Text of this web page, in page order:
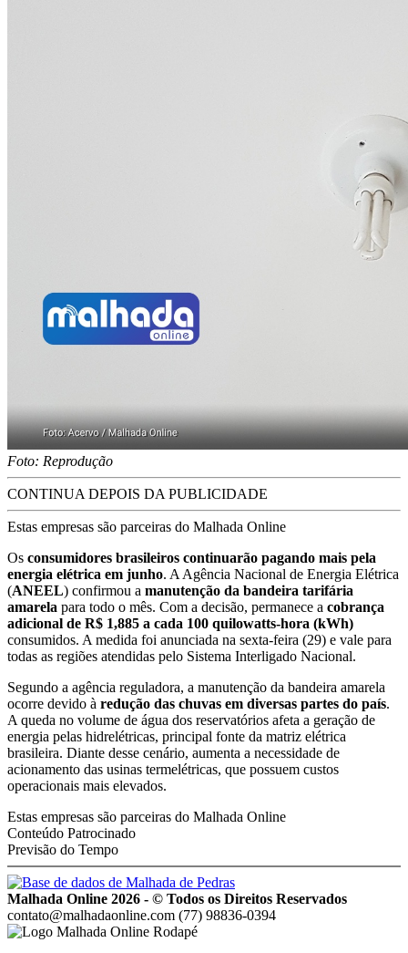
Foto: Reprodução
CONTINUA DEPOIS DA PUBLICIDADE
Estas empresas são parceiras do Malhada Online
Os consumidores brasileiros continuarão pagando mais pela
energia elétrica em junho. A Agência Nacional de Energia Elétrica
(ANEEL) confirmou a manutenção da bandeira tarifária
amarela para todo o mês. Com a decisão, permanece a cobrança
adicional de R$ 1,885 a cada 100 quilowatts-hora (kWh)
consumidos. A medida foi anunciada na sexta-feira (29) e vale para
todas as regiões atendidas pelo Sistema Interligado Nacional.
Segundo a agência reguladora, a manutenção da bandeira amarela
ocorre devido à redução das chuvas em diversas partes do país.
A queda no volume de água dos reservatórios afeta a geração de
energia pelas hidrelétricas, principal fonte da matriz elétrica
brasileira. Diante desse cenário, aumenta a necessidade de
acionamento das usinas termelétricas, que possuem custos
operacionais mais elevados.
Estas empresas são parceiras do Malhada Online
Conteúdo Patrocinado
Previsão do Tempo
Malhada Online 2026 - © Todos os Direitos Reservados
contato@malhadaonline.com (77) 98836-0394